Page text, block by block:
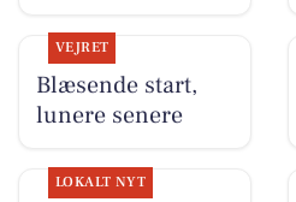
VEJRET
Blæsende start,
lunere senere
LOKALT NYT